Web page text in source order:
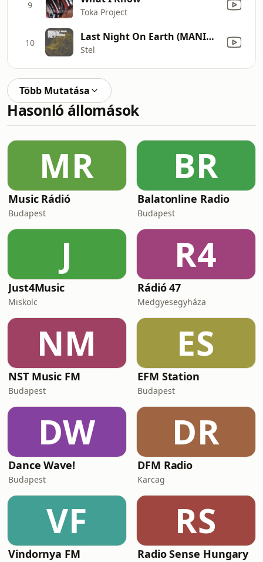
9
Toka Project
10 Last Night On Earth (MANIK Likes Roland Remix)
Stel
Több Mutatása
Hasonló állomások
MR
Music Rádió
Budapest
BR
Balatonline Radio
Budapest
J
Just4Music
Miskolc
R4
Rádió 47
Medgyesegyháza
NM
NST Music FM
Budapest
ES
EFM Station
Budapest
DW
Dance Wave!
Budapest
DR
DFM Radio
Karcag
VF
Vindornya FM
RS
Radio Sense Hungary